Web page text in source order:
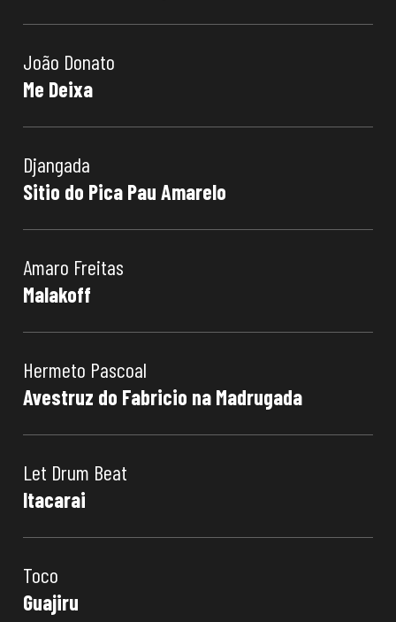
João Donato
Me Deixa
Djangada
Sitio do Pica Pau Amarelo
Amaro Freitas
Malakoff
Hermeto Pascoal
Avestruz do Fabricio na Madrugada
Let Drum Beat
Itacarai
Toco
Guajiru